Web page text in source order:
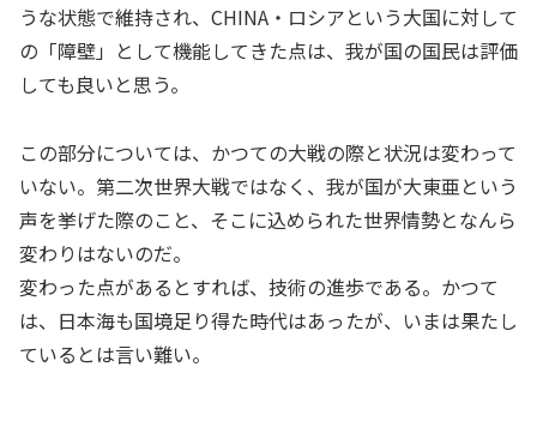
うな状態で維持され、CHINA・ロシアという大国に対して
の「障壁」として機能してきた点は、我が国の国民は評価
しても良いと思う。
この部分については、かつての大戦の際と状況は変わって
いない。第二次世界大戦ではなく、我が国が大東亜という
声を挙げた際のこと、そこに込められた世界情勢となんら
変わりはないのだ。
変わった点があるとすれば、技術の進歩である。かつて
は、日本海も国境足り得た時代はあったが、いまは果たし
ているとは言い難い。